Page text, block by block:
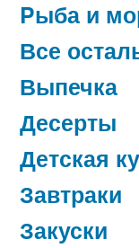
Pыба и
Все
Выпечка
Десерты
Детская
Завтраки
Закуски